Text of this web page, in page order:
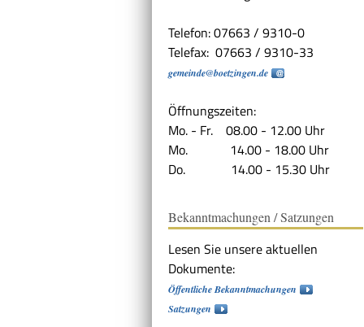
Telefon: 07663 / 9310-0
Telefax: 07663 / 9310-33
gemeinde@boetzingen.de
Öffnungszeiten:
Mo. - Fr. 08.00 - 12.00 Uhr
Mo. 14.00 - 18.00 Uhr
Do. 14.00 - 15.30 Uhr
Bekanntmachungen / Satzungen
Lesen Sie unsere aktuellen
Dokumente:
Öffentliche Bekanntmachungen
Satzungen